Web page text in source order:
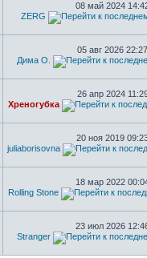
08 май 2024
ZERG
05 авг 2026 22:27
Дима О.
26 апр 2024
Хреногубка
20 ноя 2019
juliaborisovna
18 мар 2022
Rolling Stone
23 июл 2026
Stranger